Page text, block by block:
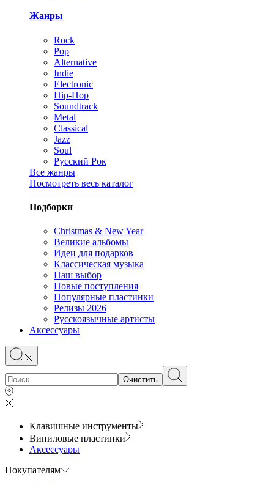
Жанры
Rock
Pop
Alternative
Indie
Electronic
Hip-Hop
Soundtrack
Metal
Classical
Jazz
Soul
Русский Рок
Все жанры
Посмотреть весь каталог
Подборки
Christmas & New Year
Великие альбомы
Идеи для подарков
Классическая музыка
Наш выбор
Новые поступления
Популярные пластинки
Релизы 2026
Русскоязычные артисты
Аксессуары
Очистить
Клавишные инструменты
Виниловые пластинки
Аксессуары
Покупателям